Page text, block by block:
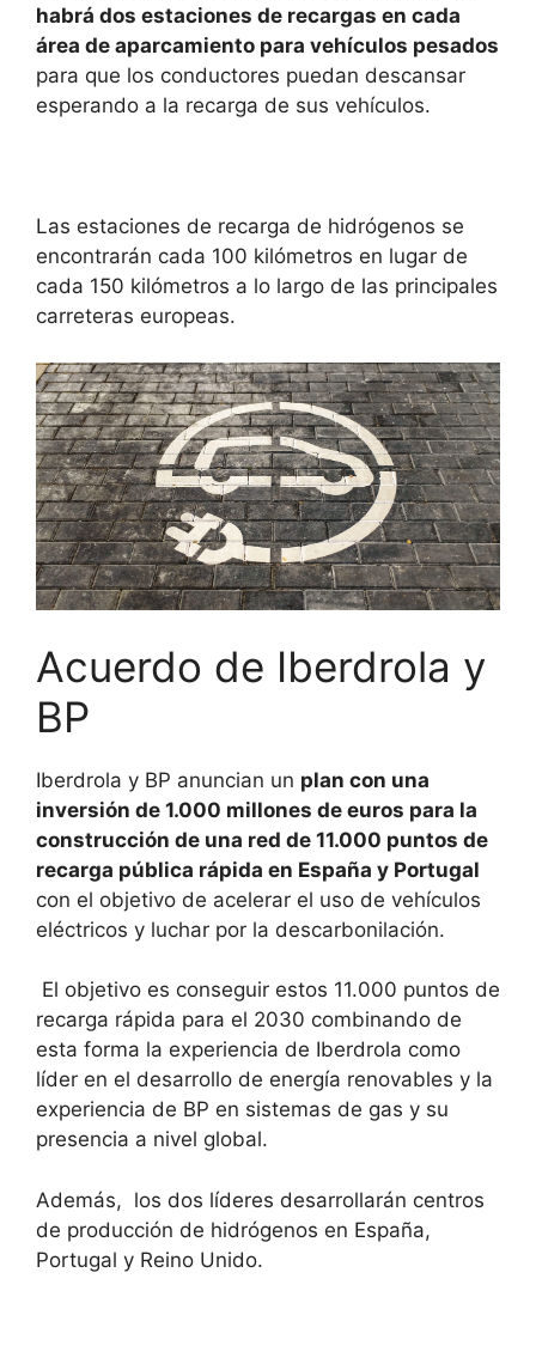
habrá dos estaciones de recargas en cada
área de aparcamiento para vehículos pesados
para que los conductores puedan descansar
esperando a la recarga de sus vehículos.
Las estaciones de recarga de hidrógenos se
encontrarán cada 100 kilómetros en lugar de
cada 150 kilómetros a lo largo de las principales
carreteras europeas.
Acuerdo de Iberdrola y
BP
Iberdrola y BP anuncian un plan con una
inversión de 1.000 millones de euros para la
construcción de una red de 11.000 puntos de
recarga pública rápida en España y Portugal
con el objetivo de acelerar el uso de vehículos
eléctricos y luchar por la descarbonilación.
El objetivo es conseguir estos 11.000 puntos de
recarga rápida para el 2030 combinando de
esta forma la experiencia de Iberdrola como
líder en el desarrollo de energía renovables y la
experiencia de BP en sistemas de gas y su
presencia a nivel global.
Además, los dos líderes desarrollarán centros
de producción de hidrógenos en España,
Portugal y Reino Unido.